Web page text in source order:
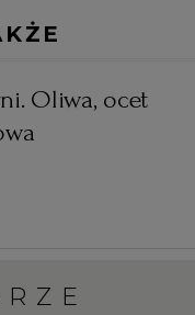
Oliwa, ocet